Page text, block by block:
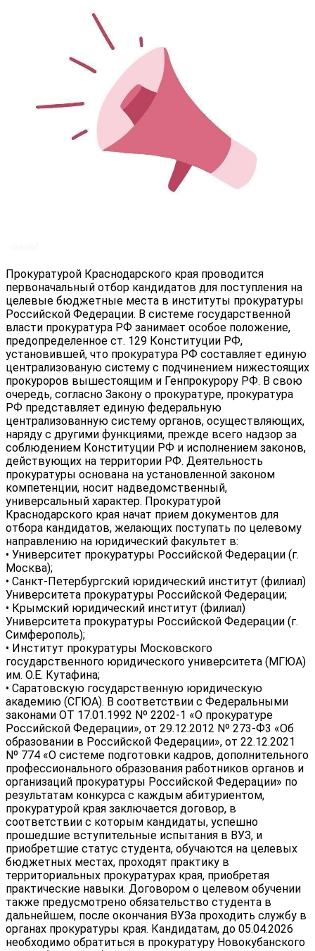
Прокуратурой Краснодарского края проводится
первоначальный отбор кандидатов для поступления на
целевые бюджетные места в институты прокуратуры
Российской Федерации. В системе государственной
власти прокуратура РФ занимает особое положение,
предопределенное ст. 129 Конституции РФ,
установившей, что прокуратура РФ составляет единую
централизованую систему с подчинением нижестоящих
прокуроров вышестоящим и Генпрокурору РФ. В свою
очередь, согласно Закону о прокуратуре, прокуратура
РФ представляет единую федеральную
централизованную систему органов, осуществляющих,
наряду с другими функциями, прежде всего надзор за
соблюдением Конституции РФ и исполнением законов,
действующих на территории РФ. Деятельность
прокуратуры основана на установленной законом
компетенции, носит надведомственный,
универсальный характер. Прокуратурой
Краснодарского края начат прием документов для
отбора кандидатов, желающих поступать по целевому
направлению на юридический факультет в:
• Университет прокуратуры Российской Федерации (г.
Москва);
• Санкт-Петербургский юридический институт (филиал)
Университета прокуратуры Российской Федерации;
• Крымский юридический институт (филиал)
Университета прокуратуры Российской Федерации (г.
Симферополь);
• Институт прокуратуры Московского
государственного юридического университета (МГЮА)
им. О.Е. Кутафина;
• Саратовскую государственную юридическую
академию (СГЮА). В соответствии с Федеральными
законами ОТ 17.01.1992 Nº 2202-1 «О прокуратуре
Российской Федерации», от 29.12.2012 Nº 273-Ф3 «Об
образовании в Российской Федерации», от 22.12.2021
Nº 774 «О системе подготовки кадров, дополнительного
профессионального образования работников органов и
организаций прокуратуры Российской Федерации» по
результатам конкурса с каждым абитуриентом,
прокуратурой края заключается договор, в
соответствии с которым кандидаты, успешно
прошедшие вступительные испытания в ВУЗ, и
приобретшие статус студента, обучаются на целевых
бюджетных местах, проходят практику в
территориальных прокуратурах края, приобретая
практические навыки. Договором о целевом обучении
также предусмотрено обязательство студента в
дальнейшем, после окончания ВУЗа проходить службу в
органах прокуратуры края. Кандидатам, до 05.04.2026
необходимо обратиться в прокуратуру Новокубанского